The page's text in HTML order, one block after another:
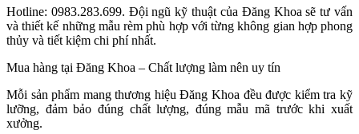
Hotline: 0983.283.699. Đội ngũ kỹ thuật của Đăng Khoa sẽ tư vấn
và thiết kế những mẫu rèm phù hợp với từng không gian hợp phong
thủy và tiết kiệm chi phí nhất.
Mua hàng tại Đăng Khoa – Chất lượng làm nên uy tín
Mỗi sản phẩm mang thương hiệu Đăng Khoa đều được kiểm tra kỹ
lưỡng, đảm bảo đúng chất lượng, đúng mẫu mã trước khi xuất
xưởng.